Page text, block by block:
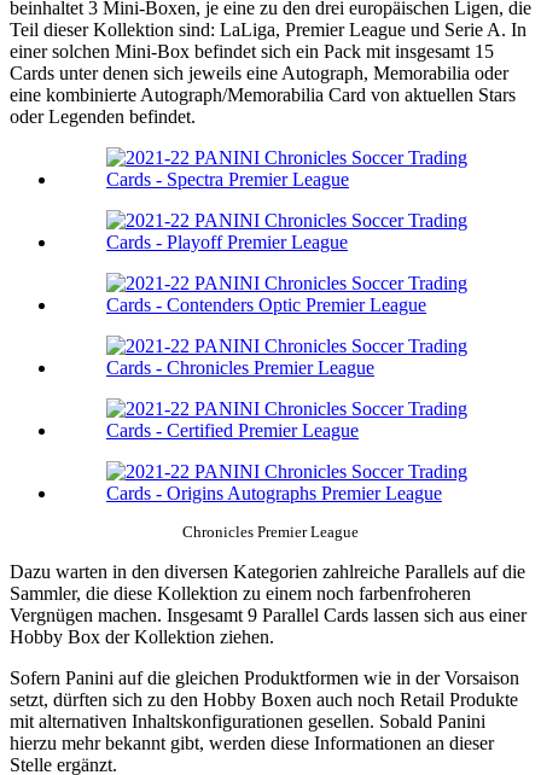
beinhaltet 3 Mini-Boxen, je eine zu den drei europäischen Ligen, die
Teil dieser Kollektion sind: LaLiga, Premier League und Serie A. In
einer solchen Mini-Box befindet sich ein Pack mit insgesamt 15
Cards unter denen sich jeweils eine Autograph, Memorabilia oder
eine kombinierte Autograph/Memorabilia Card von aktuellen Stars
oder Legenden befindet.
Chronicles Premier League
Dazu warten in den diversen Kategorien zahlreiche Parallels auf die
Sammler, die diese Kollektion zu einem noch farbenfroheren
Vergnügen machen. Insgesamt 9 Parallel Cards lassen sich aus einer
Hobby Box der Kollektion ziehen.
Sofern Panini auf die gleichen Produktformen wie in der Vorsaison
setzt, dürften sich zu den Hobby Boxen auch noch Retail Produkte
mit alternativen Inhaltskonfigurationen gesellen. Sobald Panini
hierzu mehr bekannt gibt, werden diese Informationen an dieser
Stelle ergänzt.